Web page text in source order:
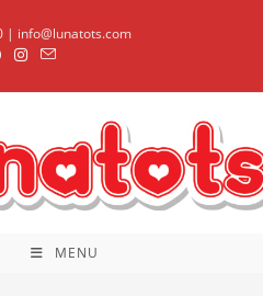
| info@lunatots.com
MENU